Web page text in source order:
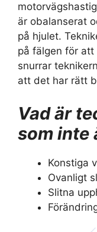
är obalanserat
på hjulet.
på fälgen för att
snurrar
att det har rätt
Vad är
som inte
Konstiga
Ovanligt
Slitna